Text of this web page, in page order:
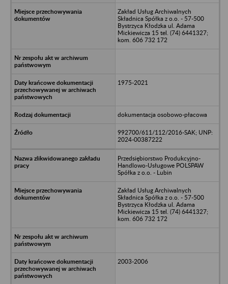
Zakład Usług Archiwalnych
Składnica Spółka z o.o. - 57-500
Bystrzyca Kłodzka ul. Adama
Mickiewicza 15 tel. (74) 6441327;
kom. 606 732 172
1975-2021
dokumentacja osobowo-płacowa
992700/611/112/2016-SAK; UNP:
2024-00387222
Przedsiębiorstwo Produkcyjno-
Handlowo-Usługowe POLSPAW
Spółka z o.o. - Lubin
Zakład Usług Archiwalnych
Składnica Spółka z o.o. - 57-500
Bystrzyca Kłodzka ul. Adama
Mickiewicza 15 tel. (74) 6441327;
kom. 606 732 172
2003-2006